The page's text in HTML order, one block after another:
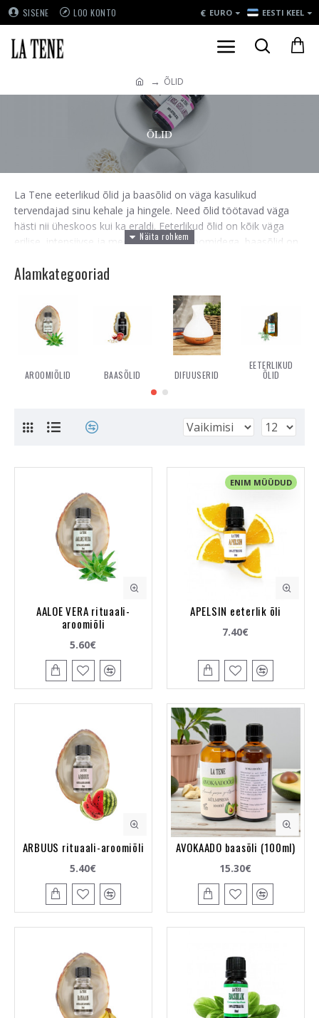
SISENE LOO KONTO € EURO EESTI KEEL
ÕLID
ÕLID
La Tene eeterlikud õlid ja baasõlid on väga kasulikud
tervendajad sinu kehale ja hingele. Need õlid töötavad väga
hästi nii üheskoos kui ka eraldi. Eeterlikud õlid on kõik väga
erilise, intensiivse ja meeli äratavate aroomidega, baasõlid on
kasutatakse erinevatel eesmärkidel, olen kõikide õlide juurde
nende kasutamisvõimalustest. Sukeldu õlide maailma ja leia
nende abil oma erinevatele muredele ja terviseprobleemidele
lahendus. Eeterlikke õlisid ei kanta nahale ilma baasõlideta ja
seetõttu on nende kahe õli kombineerimine ning
kooskasutamine vajalik.
Alamkategooriad
AROOMIÕLID BAASÕLID DIFUUSERID
EETERLIKUD
ÕLID
AALOE VERA rituaali-
aroomiõli
5.60€
ENIM MÜÜDUD
APELSIN eeterlik õli
7.40€
ARBUUS rituaali-aroomiõli
5.40€
AVOKAADO baasõli (100ml)
15.30€